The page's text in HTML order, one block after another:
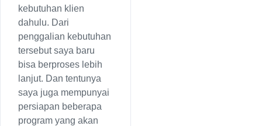
kebutuhan klien
dahulu. Dari
penggalian kebutuhan
tersebut saya baru
bisa berproses lebih
lanjut. Dan tentunya
saya juga mempunyai
persiapan beberapa
program yang akan